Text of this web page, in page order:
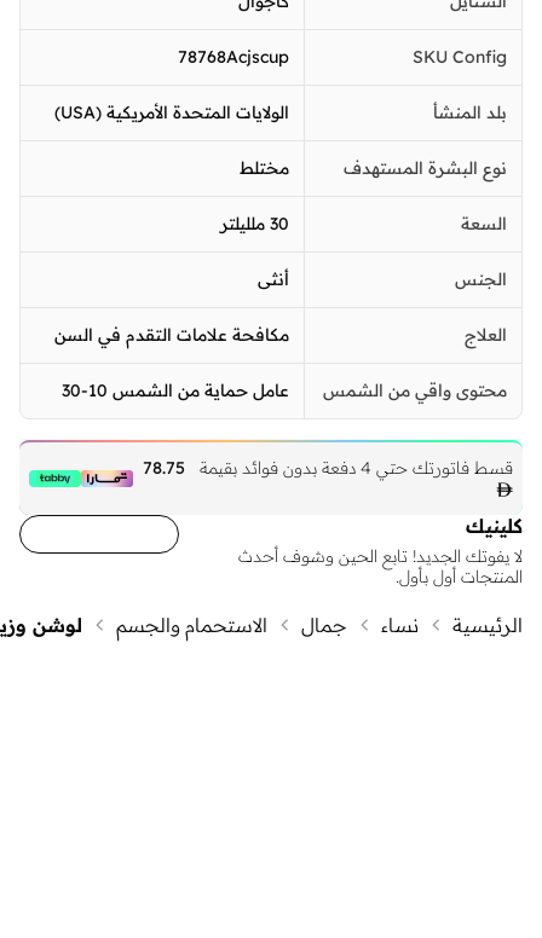
SKU Config
78768Acjscup
بلد المنشأ الولايات المتحدة الأمريكية (USA)
نوع البشرة المستهدف مختلط
السعة 30 ملليلتر
الجنس أنثى
العلاج مكافحة علامات التقدم في السن
محتوى واقي من الشمس عامل حماية من الشمس 10-30
قسط فاتورتك حتي 4 دفعة بدون فوائد بقيمة
78.75

كلينيك
لا يفوتك الجديد! تابع الحين وشوف أحدث
المنتجات أول بأول.
الرئيسية نساء جمال الاستحمام والجسم لوشن